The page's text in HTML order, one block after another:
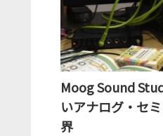
Moog Sound
いアナログ・セ
界